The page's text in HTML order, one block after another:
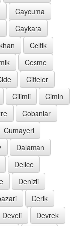
Caycuma
Caykara
Celtik
Cesme
Cifteler
Cilimli
Cimin
Cobanlar
Cumayeri
Dalaman
Delice
Denizli
Derik
Develi Devrek